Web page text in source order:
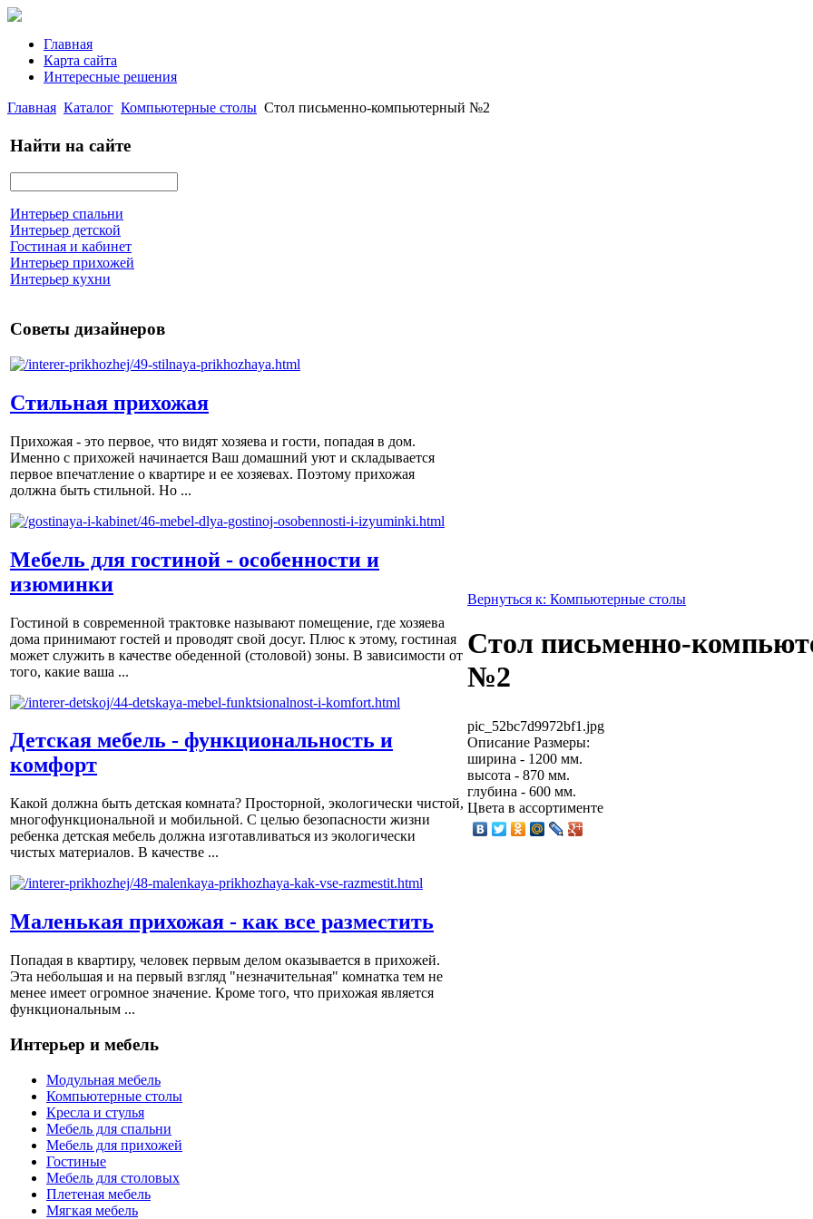
Главная
Карта сайта
Интересные решения
Главная Каталог Компьютерные столы Стол письменно-компьютерный №2
Найти на сайте
Интерьер спальни
Интерьер детской
Гостиная и кабинет
Интерьер прихожей
Интерьер кухни
Советы дизайнеров
Стильная прихожая
Прихожая - это первое, что видят хозяева и гости, попадая в дом.
Именно с прихожей начинается Ваш домашний уют и складывается
первое впечатление о квартире и ее хозяевах. Поэтому прихожая
должна быть стильной. Но ...
Мебель для гостиной - особенности и
изюминки
Гостиной в современной трактовке называют помещение, где хозяева
дома принимают гостей и проводят свой досуг. Плюс к этому, гостиная
может служить в качестве обеденной (столовой) зоны. В зависимости от
того, какие ваша ...
Детская мебель - функциональность и
комфорт
Какой должна быть детская комната? Просторной, экологически чистой,
многофункциональной и мобильной. С целью безопасности жизни
ребенка детская мебель должна изготавливаться из экологически
чистых материалов. В качестве ...
Маленькая прихожая - как все разместить
Попадая в квартиру, человек первым делом оказывается в прихожей.
Эта небольшая и на первый взгляд "незначительная" комнатка тем не
менее имеет огромное значение. Кроме того, что прихожая является
функциональным ...
Интерьер и мебель
Модульная мебель
Компьютерные столы
Кресла и стулья
Мебель для спальни
Мебель для прихожей
Гостиные
Мебель для столовых
Плетеная мебель
Мягкая мебель
Вернуться к: Компьютерные столы
Стол письменно-
№2
pic_52bc7d9972bf1.jpg
Описание Размеры:
ширина - 1200 мм.
высота - 870 мм.
глубина - 600 мм.
Цвета в ассортименте